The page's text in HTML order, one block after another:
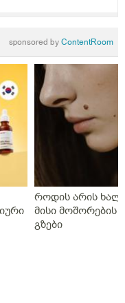
sponsored byContentRoom
როდის არის
მისი მოშორების
გზები